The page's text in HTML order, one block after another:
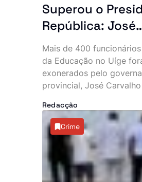
Superou o
República: José
Carvalho da
exonera mais de
quadros da
no Uíge
Mais de 400
da Educação no Uíge
exonerados pelo
provincial, José
sempre na estrutura de
chefia das instituições
província.
Redacção
Crime